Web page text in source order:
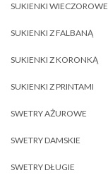
SUKIENKI WIECZOROWE
SUKIENKI Z FALBANĄ
SUKIENKI Z KORONKĄ
SUKIENKI Z PRINTAMI
SWETRY AŻUROWE
SWETRY DAMSKIE
SWETRY DŁUGIE